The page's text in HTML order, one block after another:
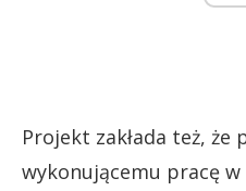
Projekt zakłada też, że
wykonującemu pracę